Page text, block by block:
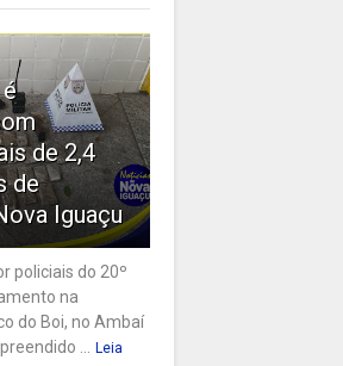
de 2,4
de
Iguaçu
policiais do 20º
na
do Boi, no Ambaí
...
Leia